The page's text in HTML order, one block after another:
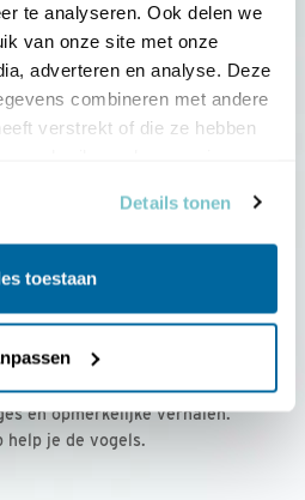
te analyseren. Ook delen we
van onze site met onze
adverteren en analyse. Deze
combineren met andere
verstrekt of die ze hebben
Details tonen
toestaan
voor € 36,00 per jaar
voor onze leden, met
en opmerkelijke verhalen.
help je de vogels.